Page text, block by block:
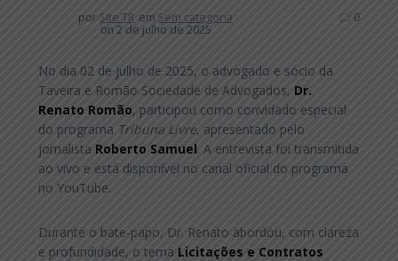
por Site TR em Sem categoria
on 2 de julho de 2025
0
No dia 02 de julho de 2025, o advogado e sócio da
Taveira e Romão Sociedade de Advogados, Dr.
Renato Romão, participou como convidado especial
do programa Tribuna Livre, apresentado pelo
jornalista Roberto Samuel. A entrevista foi transmitida
ao vivo e está disponível no canal oficial do programa
no YouTube.
Durante o bate-papo, Dr. Renato abordou, com clareza
e profundidade, o tema Licitações e Contratos